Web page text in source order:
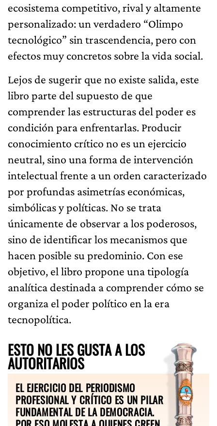
ecosistema competitivo, rival y altamente
personalizado: un verdadero “Olimpo
tecnológico” sin trascendencia, pero con
efectos muy concretos sobre la vida social.
Lejos de sugerir que no existe salida, este
libro parte del supuesto de que
comprender las estructuras del poder es
condición para enfrentarlas. Producir
conocimiento crítico no es un ejercicio
neutral, sino una forma de intervención
intelectual frente a un orden caracterizado
por profundas asimetrías económicas,
simbólicas y políticas. No se trata
únicamente de observar a los poderosos,
sino de identificar los mecanismos que
hacen posible su predominio. Con ese
objetivo, el libro propone una tipología
analítica destinada a comprender cómo se
organiza el poder político en la era
tecnopolítica.
ESTO NO LES GUSTA A LOS
AUTORITARIOS
EL EJERCICIO DEL PERIODISMO
PROFESIONAL Y CRÍTICO ES UN PILAR
FUNDAMENTAL DE LA DEMOCRACIA.